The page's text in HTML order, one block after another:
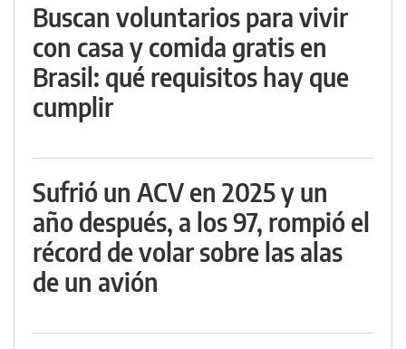
Buscan voluntarios para vivir
con casa y comida gratis en
Brasil: qué requisitos hay que
cumplir
Sufrió un ACV en 2025 y un
año después, a los 97, rompió el
récord de volar sobre las alas
de un avión